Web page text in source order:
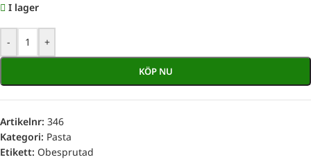
I lager
- +
KÖP NU
Artikelnr: 346
Kategori: Pasta
Etikett: Obesprutad